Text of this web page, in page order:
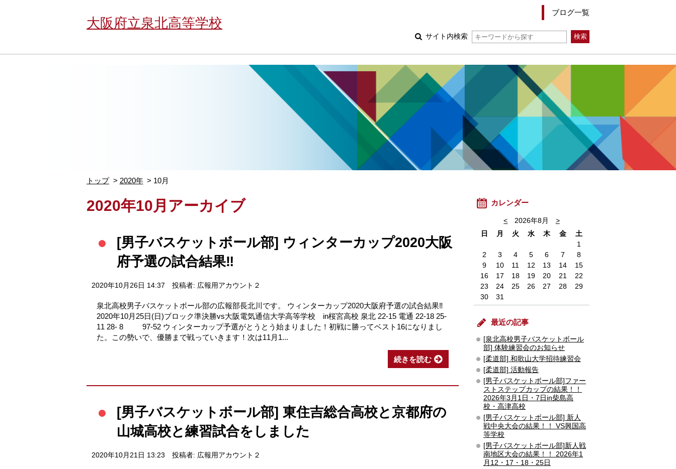
大阪府立泉北高等学校
ブログ一覧
サイト内検索
トップ 2020年 10月
2020年10月アーカイブ
[男子バスケットボール部] ウィンターカップ2020大阪
府予選の試合結果‼︎
2020年10月26日 14:37 投稿者: 広報用アカウント２
泉北高校男子バスケットボール部の広報部長北川です。 ウィンターカップ2020大阪府予選の試合結果‼︎
2020年10月25日(日)ブロック準決勝vs大阪電気通信大学高等学校 in桜宮高校 泉北 22-15 電通 22-18 25-
11 28- 8 97-52 ウィンターカップ予選がとうとう始まりました！初戦に勝ってベスト16になりまし
た。この勢いで、優勝まで戦っていきます！次は11月1...
続きを読む
[男子バスケットボール部] 東住吉総合高校と京都府の
山城高校と練習試合をしました
2020年10月21日 13:23 投稿者: 広報用アカウント２
カレンダー
< 2026年8月
>
日
月 火 水 木 金
土
1
2
3 4 5 6 7
8
9
10 11 12 13 14
15
16
17 18 19 20 21
22
23
24 25 26 27 28
29
30
31
最近の記事
[泉北高校男子バスケットボール
部] 体験練習会のお知らせ
[柔道部] 和歌山大学招待練習会
[柔道部] 活動報告
[男子バスケットボール部]ファー
ストステップカップの結果！！
2026年3月1日・7日in柴島高
校・高津高校
[男子バスケットボール部] 新人
戦中央大会の結果！！ VS興国高
等学校
[男子バスケットボール部]新人戦
南地区大会の結果！！ 2026年1
月12・17・18・25日